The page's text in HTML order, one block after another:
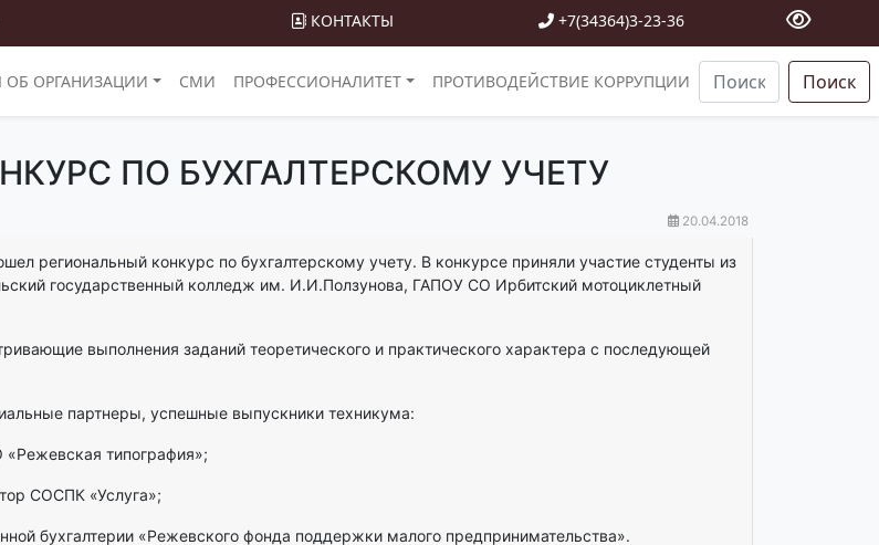
КОНТАКТЫ +7(34364)3-23-36
ОБ ОРГАНИЗАЦИИ СМИ ПРОФЕССИОНАЛИТЕТ ПРОТИВОДЕЙСТВИЕ КОРРУПЦИИ Поиск
ПО БУХГАЛТЕРСКОМУ УЧЕТУ
20.04.2018
региональный конкурс по бухгалтерскому учету. В конкурсе приняли участие студенты из
государственный колледж им. И.И.Ползунова, ГАПОУ СО Ирбитский мотоциклетный
выполнения заданий теоретического и практического характера с последующей
партнеры, успешные выпускники техникума:
типография»;
СОСПК «Услуга»;
бухгалтерии «Режевского фонда поддержки малого предпринимательства».